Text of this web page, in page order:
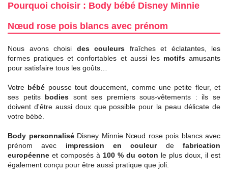
Pourquoi choisir : Body bébé Disney Minnie
Nœud rose pois blancs avec prénom
Nous avons choisi des couleurs fraîches et éclatantes, les
formes pratiques et confortables et aussi les motifsamusants
pour satisfaire tous les goûts…
Votre bébé pousse tout doucement, comme une petite fleur, et
ses petits bodies sont ses premiers sous-vêtements : ils se
doivent d'être aussi doux que possible pour la peau délicate de
votre bébé.
Body personnaliséDisney Minnie Nœud rose pois blancs avec
prénom avec impression en couleurdefabrication
européenne et composés à 100 % du coton le plus doux, il est
également conçu pour être aussi pratique que joli.